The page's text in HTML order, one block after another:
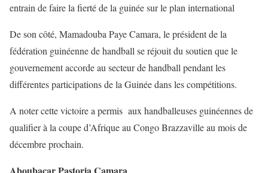
entrain de faire la fierté de la guinée sur le plan international
De son côté, Mamadouba Paye Camara, le président de la
fédération guinéenne de handball se réjouit du soutien que le
gouvernement accorde au secteur de handball pendant les
différentes participations de la Guinée dans les compétitions.
A noter cette victoire a permis aux handballeuses guinéennes de
qualifier à la coupe d’Afrique au Congo Brazzaville au mois de
décembre prochain.
Aboubacar Pastoria Camara